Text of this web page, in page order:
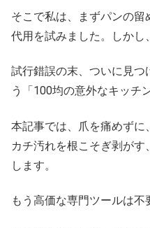
そこで私は、まずパンの
代用を試みました。しかし
試行錯誤の末、ついに見
う「100均の意外なキッチ
本記事では、爪を痛めず
カチ汚れを根こそぎ剥が
します。
もう高価な専門ツールは不